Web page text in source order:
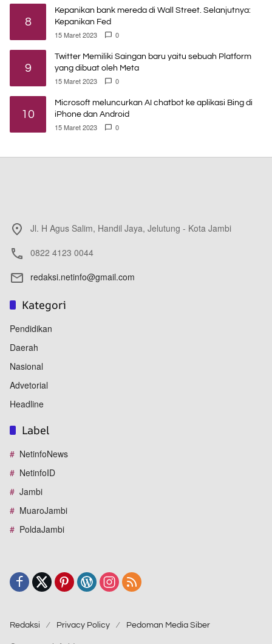
8
Kepanikan bank mereda di Wall Street. Selanjutnya:
Kepanikan Fed
15 Maret 2023 0
9
Twitter Memiliki Saingan baru yaitu sebuah Platform
yang dibuat oleh Meta
15 Maret 2023 0
10
Microsoft meluncurkan AI chatbot ke aplikasi Bing di
iPhone dan Android
15 Maret 2023 0
Jl. H Agus Salim, Handil Jaya, Jelutung - Kota Jambi
0822 4123 0044
redaksi.netinfo@gmail.com
Kategori
Pendidikan
Daerah
Nasional
Advetorial
Headline
Label
NetinfoNews
NetinfoID
Jambi
MuaroJambi
PoldaJambi
Redaksi Privacy Policy Pedoman Media Siber